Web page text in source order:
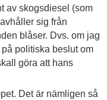
av skogsdiesel (som
sig från
blåser. Dvs. om jag
politiska beslut om
göra att hans
Det är nämligen så